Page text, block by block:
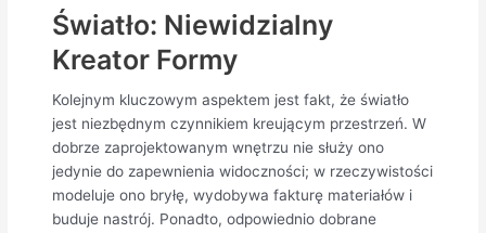
Światło: Niewidzialny
Kreator Formy
Kolejnym kluczowym aspektem jest fakt, że światło
jest niezbędnym czynnikiem kreującym przestrzeń. W
dobrze zaprojektowanym wnętrzu nie służy ono
jedynie do zapewnienia widoczności; w rzeczywistości
modeluje ono bryłę, wydobywa fakturę materiałów i
buduje nastrój. Ponadto, odpowiednio dobrane